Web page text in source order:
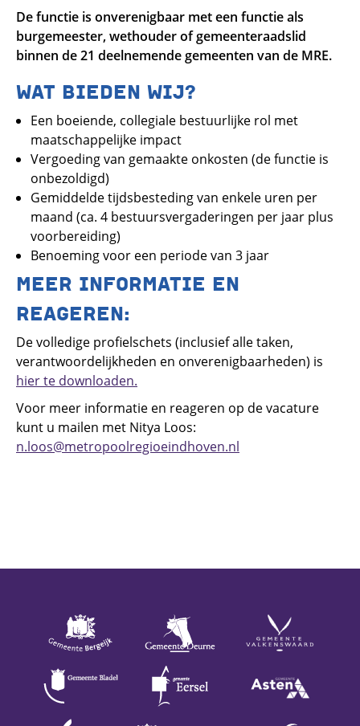
De functie is onverenigbaar met een functie als
burgemeester, wethouder of gemeenteraadslid
binnen de 21 deelnemende gemeenten van de MRE.
WAT BIEDEN WIJ?
Een boeiende, collegiale bestuurlijke rol met
maatschappelijke impact
Vergoeding van gemaakte onkosten (de functie is
onbezoldigd)
Gemiddelde tijdsbesteding van enkele uren per
maand (ca. 4 bestuursvergaderingen per jaar plus
voorbereiding)
Benoeming voor een periode van 3 jaar
MEER INFORMATIE EN
REAGEREN:
De volledige profielschets (inclusief alle taken,
verantwoordelijkheden en onverenigbaarheden) is
hier te downloaden.
Voor meer informatie en reageren op de vacature
kunt u mailen met Nitya Loos:
n.loos@metropoolregioeindhoven.nl